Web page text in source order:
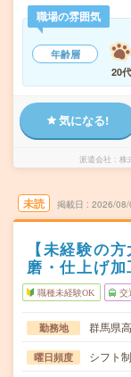
職場の雰囲気
年齢層
20代
気になる!
派遣会社 株
未読 掲載日 2026/08/
【未経験の
磨・仕上げ
職種未経験OK 交
勤務地 群馬県
曜日頻度 シフト制